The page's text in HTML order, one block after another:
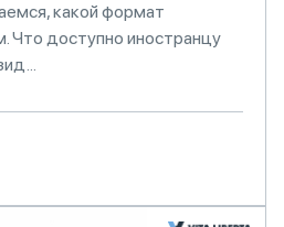
какой формат
Что доступно иностранцу